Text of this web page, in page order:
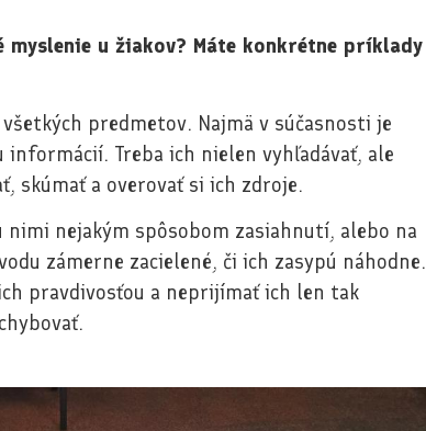
u žiakov? Máte konkrétne príklady
predmetov. Najmä v súčasnosti je
Treba ich nielen vyhľadávať, ale
skúmať a overovať si ich zdroje.
nimi nejakým spôsobom zasiahnutí, alebo na
zámerne zacielené, či ich zasypú náhodne.
pravdivosťou a neprijímať ich len tak